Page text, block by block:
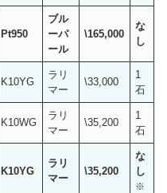
Pt950
ブル
ーパ
ール
\165,000
な
し
K10YG
ラリ
マー
\33,000
1
石
K10WG
ラリ
マー
\35,200
1
石
K10YG
ラリ
マー
\35,200
な
し
※